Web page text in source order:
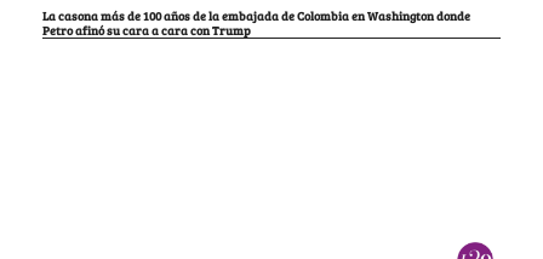
La casona más de 100 años de la embajada de Colombia en Washington donde
Petro afinó su cara a cara con Trump